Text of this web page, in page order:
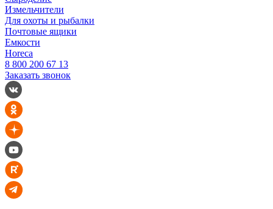
Измельчители
Для охоты и рыбалки
Почтовые ящики
Емкости
Horeca
8 800 200 67 13
Заказать звонок